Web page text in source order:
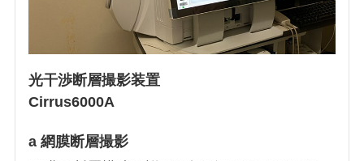
光干渉断層撮影装置
Cirrus6000A
a 網膜断層撮影